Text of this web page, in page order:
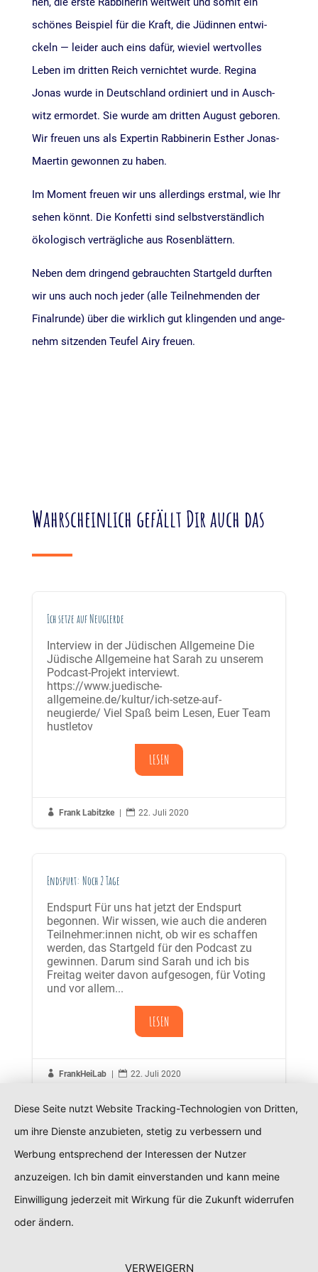
schö­nes Bei­spiel für die Kraft, die Jüdin­nen ent­wi­
ckeln — lei­der auch eins dafür, wie­viel wert­vol­les
Leben im drit­ten Reich ver­nich­tet wur­de. Regi­na
Jonas wur­de in Deutsch­land ordi­niert und in Ausch­
witz ermor­det. Sie wur­de am drit­ten August gebo­ren.
Wir freu­en uns als Exper­tin Rab­bi­ne­rin Esther Jonas-
Maertin gewon­nen zu haben.
Im Moment freu­en wir uns aller­dings erst­mal, wie Ihr
sehen könnt. Die Kon­fet­ti sind selbst­ver­ständ­lich
öko­lo­gisch ver­träg­li­che aus Rosenblättern.
Neben dem drin­gend gebrauch­ten Start­geld durf­ten
wir uns auch noch jeder (alle Teil­neh­men­den der
Final­run­de) über die wirk­lich gut klin­gen­den und ange­
nehm sit­zen­den Teu­fel Airy freuen.
Wahrscheinlich gefällt Dir auch das
Ich setze auf Neugierde
Interview in der Jüdischen Allgemeine Die
Jüdische Allgemeine hat Sarah zu unserem
Podcast-Projekt interviewt.
https://www.juedische-
allgemeine.de/kultur/ich-setze-auf-
neugierde/ Viel Spaß beim Lesen, Euer Team
hustletov
LESEN
 Frank Labitzke |  22. Juli 2020
Endspurt: Noch 2 Tage
Endspurt Für uns hat jetzt der Endspurt
begonnen. Wir wissen, wie auch die anderen
Teilnehmer:innen nicht, ob wir es schaffen
werden, das Startgeld für den Podcast zu
gewinnen. Darum sind Sarah und ich bis
Freitag weiter davon aufgesogen, für Voting
und vor allem...
LESEN
 FrankHeiLab  22. Juli 2020
Euch den ersten interaktiven Vortragstyp von
Hustle Tov zu präsentieren. Wir starten
bereits im September. Mehr zu den Vorträgen
gibt es hier: Vorträge [pdf-embedder...
Diese Seite nutzt Website Tracking-Technologien von Dritten,
um ihre Dienste anzubieten, stetig zu verbessern und
Werbung entsprechend der Interessen der Nutzer
anzuzeigen. Ich bin damit einverstanden und kann meine
Einwilligung jederzeit mit Wirkung für die Zukunft widerrufen
oder ändern.
VERWEIGERN